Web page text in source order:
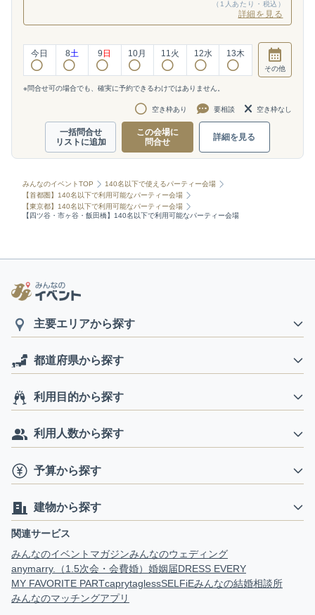
（1人あたり・税込）
詳細を見る
今日 8土 9 日 10月 11 火 12水 13木
その他
※問合せ可の場合でも、確実に予約できるわけではありません。
空き枠あり 要相談 空き枠なし
一括問合せ
リストに追加
この会場に
問合せ
詳細を見る
みんなのイベントTOP
140名以下で使えるパーティー会場
【首都圏】140名以下で利用可能なパーティー会場
【東京都】140名以下で利用可能なパーティー会場
【四ツ谷・市ヶ谷・飯田橋】140名以下で利用可能なパーティー会場
主要エリアから探す
都道府県から探す
利用目的から探す
利用人数から探す
予算から探す
建物から探す
関連サービス
みんなのイベントマガジンみんなのウェディング
anymarry.（1.5次会・会費婚） 婚姻届DRESS EVERY
MY FAVORITE PARTcaprytaglessSELFiEみんなの結婚相談所
みんなのマッチングアプリ